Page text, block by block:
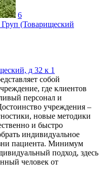
6
(Товарищеский
д 32 к 1
собой
где клиентов
персонал и
учреждения –
новые методики
и быстро
индивидуальное
пациента. Минимум
подход, здесь
человек от